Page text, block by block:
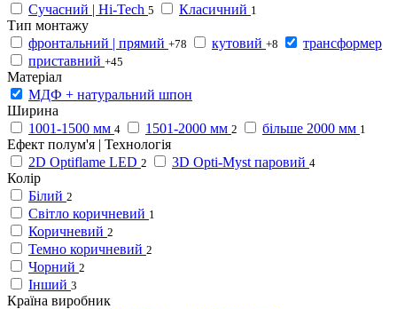
Сучасний | Hi-Tech 5 Класичний 1
Тип монтажу
фронтальний | прямий +78 кутовий +8
трансформер
приставний +45
Матеріал
МДФ + натуральний шпон
Ширина
1001-1500 мм 4 1501-2000 мм 2 більше 2000 мм 1
Ефект полум'я | Технологія
2D Optiflame LED 2 3D Opti-Myst паровий 4
Колір
Білий 2
Світло коричневий 1
Коричневий 2
Темно коричневий 2
Чорний 2
Інший 3
Країна виробник